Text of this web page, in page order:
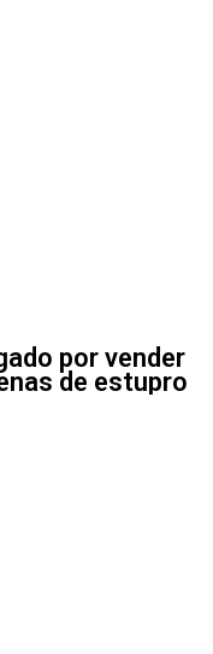
por vender
de estupro